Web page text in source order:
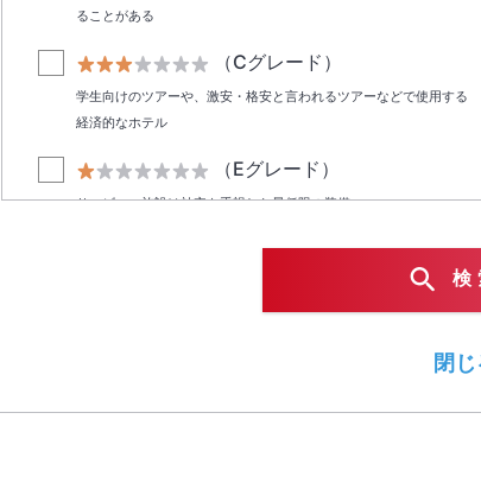
ることがある
（Cグレード）
学生向けのツアーや、激安・格安と言われるツアーなどで使用する
経済的なホテル
（Eグレード）
サービス・施設は効率を重視した最低限の装備
コンドミニアム
検
閉じ